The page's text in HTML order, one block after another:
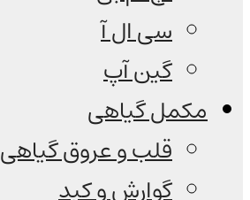
سی ال آ
گین آپ
مکمل گیاهی
قلب و عروق گیاهی
گوارش و کبد